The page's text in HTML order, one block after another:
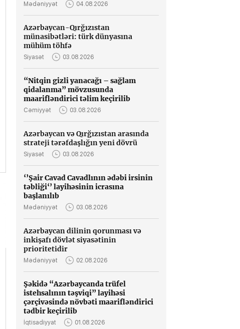
Anqola, Afrika və biznes
fəsli
METAS 2026 beynəlxalq
Şəkidə “Azərbaycanda
trüfel istehsalının
təşviqi” layihəsi
maarifləndirici tədbir
keçirilib
olunub
“Ana dilini unutmuruq”
azərbaycanlılarının
onlayn görüşü keçirilib
Azərbaycanın Rusiyadakı
səfiri Krasnoyarskın
ziyarət edib
Mədəniyyət 04.08.2026
Azərbaycan-Qırğızıstan
münasibətləri: türk dünyasına
mühüm töhfə
Siyasət 03.08.2026
“Nitqin gizli yanacağı – sağlam
qidalanma” mövzusunda
maarifləndirici təlim keçirilib
Cəmiyyət 03.08.2026
Azərbaycan və Qırğızıstan arasında
strateji tərəfdaşlığın yeni dövrü
Siyasət 03.08.2026
‘’Şair Cavad Cavadlının ədəbi irsinin
təbliği‘’ layihəsinin icrasına
başlanılıb
Mədəniyyət 03.08.2026
Azərbaycan dilinin qorunması və
inkişafı dövlət siyasətinin
prioritetidir
Mədəniyyət 02.08.2026
Şəkidə “Azərbaycanda trüfel
istehsalının təşviqi” layihəsi
çərçivəsində növbəti maarifləndirici
tədbir keçirilib
İqtisadiyyat 01.08.2026